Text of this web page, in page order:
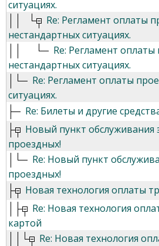
ситуациях.
Re: Регламент оплаты
нестандартных ситуациях.
Re: Регламент оплаты
нестандартных ситуациях.
Re: Регламент оплаты
ситуациях.
Re: Билеты и другие
Новый пункт обслуживания
проездных!
Re: Новый пункт
проездных!
Новая технология оплаты
Re: Новая технология
картой
Re: Новая технология